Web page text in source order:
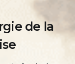
de la